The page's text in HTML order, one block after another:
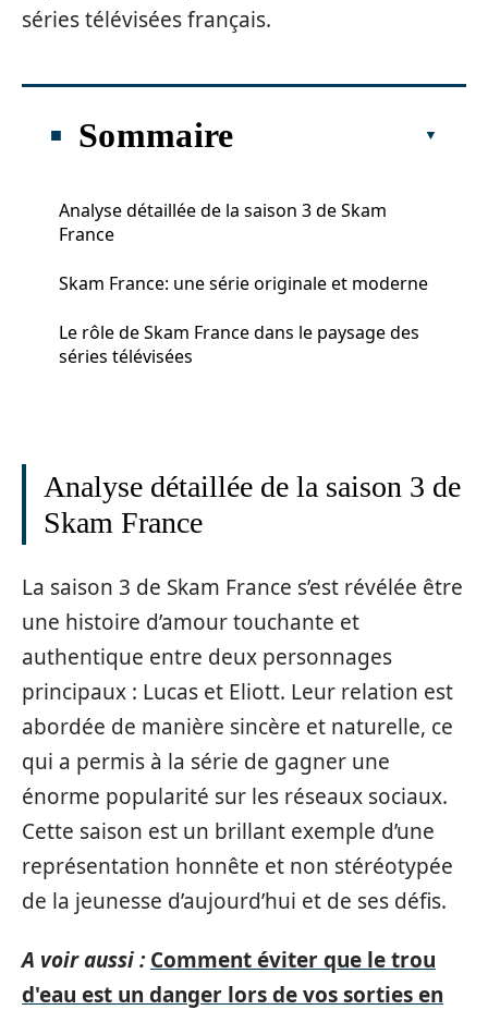
séries télévisées français.
Sommaire
Analyse détaillée de la saison 3 de Skam
France
Skam France: une série originale et moderne
Le rôle de Skam France dans le paysage des
séries télévisées
Analyse détaillée de la saison 3 de
Skam France
La saison 3 de Skam France s’est révélée être
une histoire d’amour touchante et
authentique entre deux personnages
principaux : Lucas et Eliott. Leur relation est
abordée de manière sincère et naturelle, ce
qui a permis à la série de gagner une
énorme popularité sur les réseaux sociaux.
Cette saison est un brillant exemple d’une
représentation honnête et non stéréotypée
de la jeunesse d’aujourd’hui et de ses défis.
A voir aussi : Comment éviter que le trou
d'eau est un danger lors de vos sorties en